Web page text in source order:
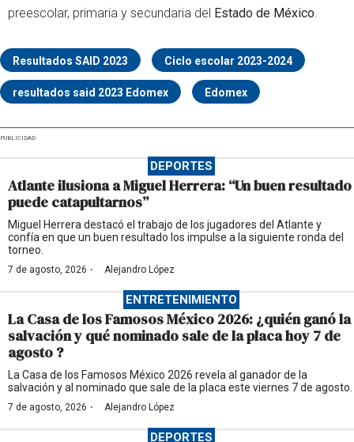
preescolar, primaria y secundaria del Estado de México.
Resultados SAID 2023 Ciclo escolar 2023-2024
resultados said 2023 Edomex Edomex
PUBLICIDAD
DEPORTES
Atlante ilusiona a Miguel Herrera: “Un buen resultado
puede catapultarnos”
Miguel Herrera destacó el trabajo de los jugadores del Atlante y
confía en que un buen resultado los impulse a la siguiente ronda del
torneo.
7 de agosto, 2026 · Alejandro López
ENTRETENIMIENTO
La Casa de los Famosos México 2026: ¿quién ganó la
salvación y qué nominado sale de la placa hoy 7 de
agosto ?
La Casa de los Famosos México 2026 revela al ganador de la
salvación y al nominado que sale de la placa este viernes 7 de agosto.
7 de agosto, 2026 · Alejandro López
DEPORTES